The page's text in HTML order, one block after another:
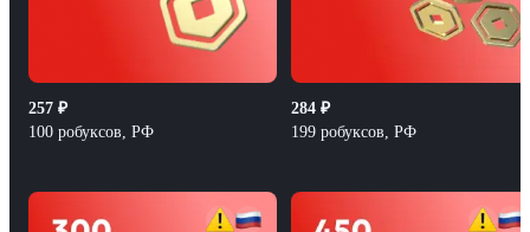
257 ₽
100 робуксов, РФ
284 ₽
199 робуксов, РФ